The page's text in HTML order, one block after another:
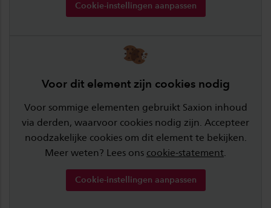
Cookie-instellingen aanpassen
Voor dit element zijn cookies nodig
Voor sommige elementen gebruikt Saxion inhoud
via derden, waarvoor cookies nodig zijn. Accepteer
noodzakelijke cookies om dit element te bekijken.
Meer weten? Lees ons cookie-statement
Cookie-instellingen aanpassen